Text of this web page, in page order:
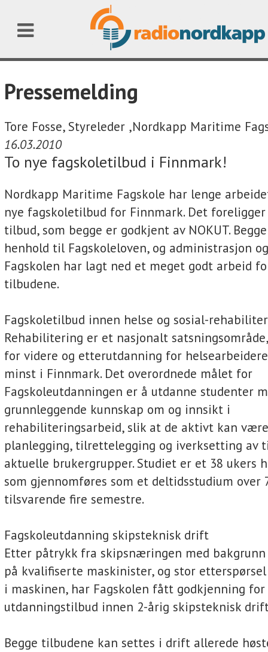
Pressemelding
Tore Fosse, Styreleder ,Nordkapp Maritime
16.03.2010
To nye fagskoletilbud i Finnmark!
Nordkapp Maritime Fagskole har lenge
nye fagskoletilbud for Finnmark. Det
tilbud, som begge er godkjent av NOKUT.
henhold til Fagskoleloven, og administrasjon
Fagskolen har lagt ned et meget godt arbeid
tilbudene.
Fagskoletilbud innen helse og sosial-
Rehabilitering er et nasjonalt
for videre og etterutdanning for
minst i Finnmark. Det overordnede målet for
Fagskoleutdanningen er å utdanne studenter
grunnleggende kunnskap om og innsikt i
rehabiliteringsarbeid, slik at de aktivt kan
planlegging, tilrettelegging og iverksetting av
aktuelle brukergrupper. Studiet er et 38 ukers
som gjennomføres som et deltidsstudium over
tilsvarende fire semestre.
Fagskoleutdanning skipsteknisk drift
Etter påtrykk fra skipsnæringen med
på kvalifiserte maskinister, og stor
i maskinen, har Fagskolen fått godkjenning for
utdanningstilbud innen 2-årig skipsteknisk
Begge tilbudene kan settes i drift allerede